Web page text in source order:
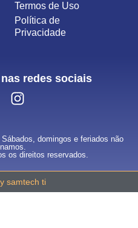
Termos de Uso
Política de
Privacidade
redes sociais
domingos e feriados não
os direitos reservados.
samtech ti